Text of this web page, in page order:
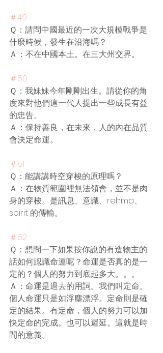
＃49
Ｑ：請問中國最近的一次大規模戰爭是
什麼時候，發生在沿海嗎？
Ａ：不在中國本土。在三大州交界。
＃50
Ｑ：我妹妹今年剛剛出生。請從你的角
度來對他們這一代人提出一些成長有益
的忠告。
Ａ：保持善良，在未來，人的內在品質
會決定命運。
＃51
Ｑ：能講講時空穿梭的原理嗎？
Ａ：在物質範圍裡無法領會，並不是肉
身的穿梭。是訊息、意識、rehma、
spirit 的傳輸。
＃52
Ｑ：想問一下如果按你說的有造物主的
話如何認識命運呢？命運是否真的是一
定的？個人的努力到底起多大。。。
Ａ：命運是過去的用詞。我們叫定命。
個人命運只是如浮塵漂浮。定命則是確
定的結果。有定命，個人的努力可以加
快定命的完成。也可以遲延。這就是時
間的意義。